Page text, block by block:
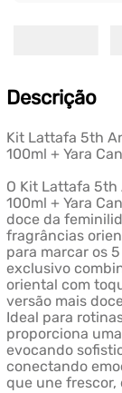
Descrição
Kit Lattafa 5th
100ml + Yara
O Kit Lattafa 5th
100ml + Yara
doce da
fragrâncias
para marcar os
exclusivo
oriental com
versão mais
Ideal para
proporciona
evocando
conectando
que une